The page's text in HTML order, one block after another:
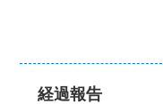
経過報告